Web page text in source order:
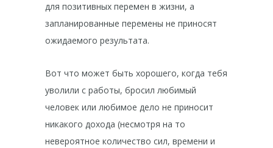
для позитивных перемен в жизни, а
запланированные перемены не приносят
ожидаемого результата.
Вот что может быть хорошего, когда тебя
уволили с работы, бросил любимый
человек или любимое дело не приносит
никакого дохода (несмотря на то
невероятное количество сил, времени и